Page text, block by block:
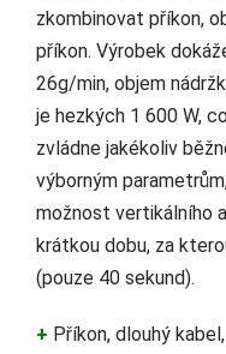
zkombinovat příkon,
příkon. Výrobek
26g/min, objem
je hezkých 1 600 W,
zvládne jakékoliv
výborným
možnost vertikálního
krátkou dobu, za
(pouze 40 sekund).
+ Příkon, dlouhý